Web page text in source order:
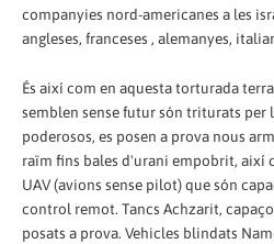
companyies nord-americanes a les
angleses, franceses , alemanyes,
És així com en aquesta torturada
semblen sense futur són triturats per
poderosos, es posen a prova nous
raïm fins bales d'urani empobrit, així
UAV (avions sense pilot) que són
control remot. Tancs Achzarit,
posats a prova. Vehicles blindats